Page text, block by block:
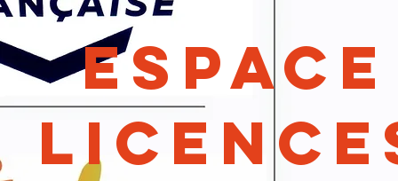
Espace